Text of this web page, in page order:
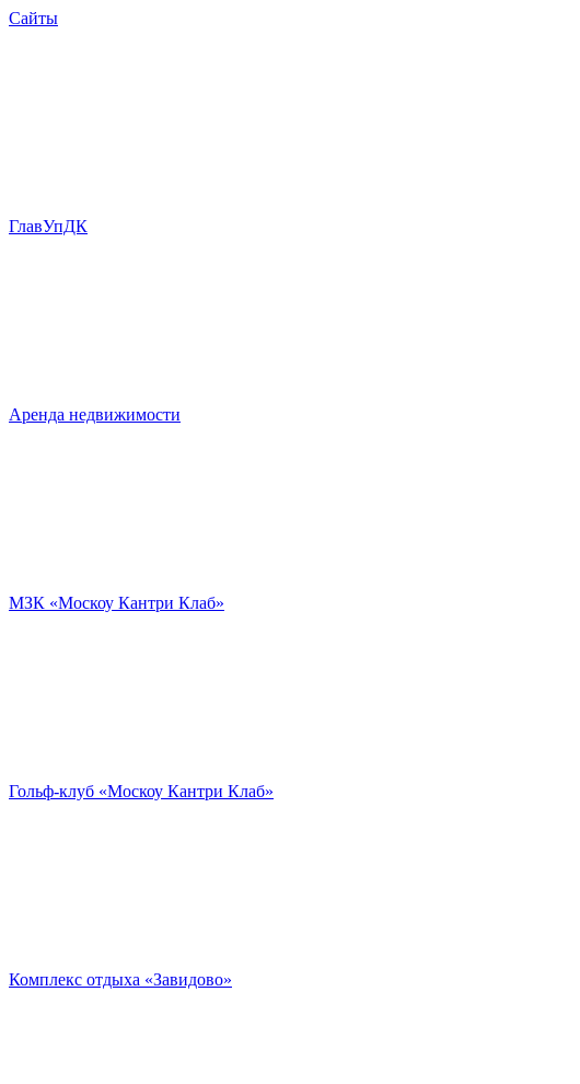
Сайты
ГлавУпДК
Аренда недвижимости
МЗК «Москоу Кантри Клаб»
Гольф-клуб «Москоу Кантри Клаб»
Комплекс отдыха «Завидово»